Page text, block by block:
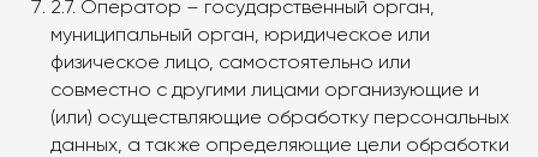
2.7. Оператор – государственный орган,
муниципальный орган, юридическое или
физическое лицо, самостоятельно или
совместно с другими лицами организующие и
(или) осуществляющие обработку персональных
данных, а также определяющие цели обработки